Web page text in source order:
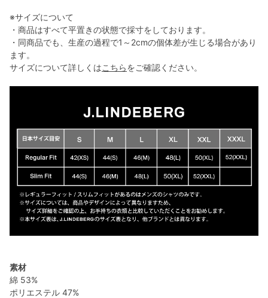
※サイズについて
・商品はすべて平置きの状態で採寸をしております。
・同商品でも、生産の過程で1～2cmの個体差が生じる場合があり
ます。
サイズについて詳しくはこちらをご確認ください。
素材
綿 53%
ポリエステル 47%